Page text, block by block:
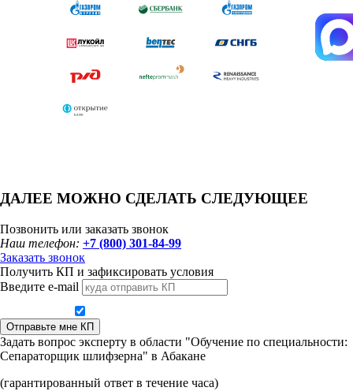
ДАЛЕЕ МОЖНО СДЕЛАТЬ СЛЕДУЮЩЕЕ
Позвонить или заказать звонок
Наш телефон: +7 (800) 301-84-99
Заказать звонок
Получить КП и зафиксировать условия
Введите e-mail
Отправьте мне КП
Задать вопрос эксперту в области "Обучение по специальности:
Сепараторщик шлифзерна" в Абакане
(гарантированный ответ в течение часа)